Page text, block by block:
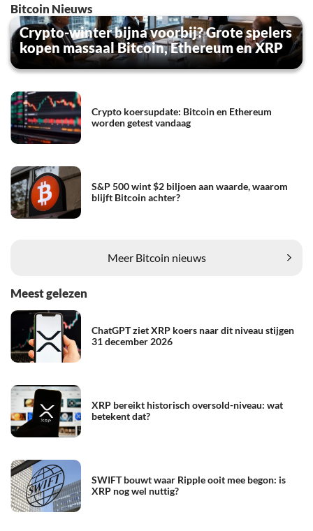
Bitcoin Nieuws
Crypto-winter bijna voorbij? Grote spelers
kopen massaal Bitcoin, Ethereum en XRP
Crypto koersupdate: Bitcoin en Ethereum
worden getest vandaag
S&P 500 wint $2 biljoen aan waarde, waarom
blijft Bitcoin achter?
Meer Bitcoin nieuws
Meest gelezen
ChatGPT ziet XRP koers naar dit niveau stijgen
31 december 2026
XRP bereikt historisch oversold-niveau: wat
betekent dat?
SWIFT bouwt waar Ripple ooit mee begon: is
XRP nog wel nuttig?